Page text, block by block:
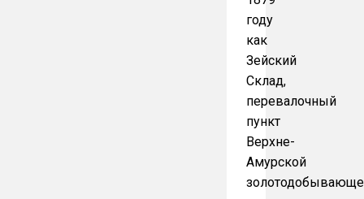
году
как
Зейский
Склад,
перевалочный
пункт
Верхне-
Амурской